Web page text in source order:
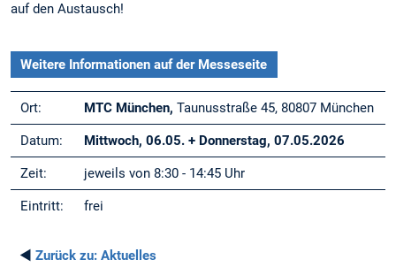
auf den Austausch!
Weitere Informationen auf der Messeseite
Ort: MTC München,Taunusstraße 45, 80807 München
Datum: Mittwoch, 06.05. + Donnerstag, 07.05.2026
Zeit: jeweils von 8:30 - 14:45 Uhr
Eintritt: frei
◄ Zurück zu: Aktuelles